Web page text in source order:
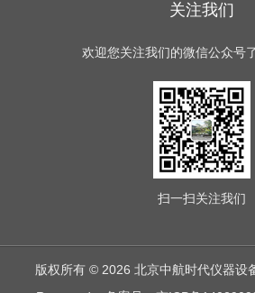
关注我们
欢迎您关注我们的微信公众号
扫一扫关注我们
版权所有 © 2026 北京中航时代仪器设